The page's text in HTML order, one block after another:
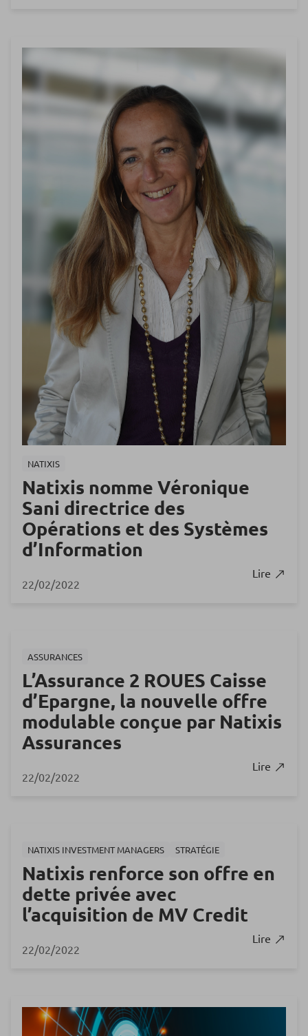
NATIXIS
Natixis nomme Véronique
Sani directrice des
Opérations et des Systèmes
d’Information
22/02/2022
Lire
ASSURANCES
L’Assurance 2 ROUES Caisse
d’Epargne, la nouvelle offre
modulable conçue par Natixis
Assurances
22/02/2022
Lire
NATIXIS INVESTMENT MANAGERS STRATÉGIE
Natixis renforce son offre en
dette privée avec
l’acquisition de MV Credit
22/02/2022
Lire